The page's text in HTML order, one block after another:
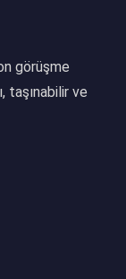
görüşme
taşınabilir ve